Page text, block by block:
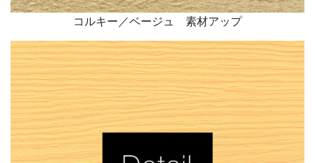
コルキー／ベージュ 素材アップ